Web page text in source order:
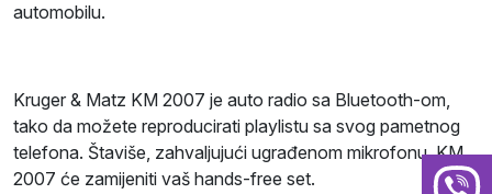
automobilu.
Kruger & Matz KM 2007 je auto radio sa Bluetooth-om,
tako da možete reproducirati playlistu sa svog pametnog
telefona. Štaviše, zahvaljujući ugrađenom mikrofonu, KM
2007 će zamijeniti vaš hands-free set.